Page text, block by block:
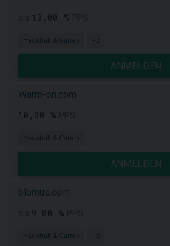
13,00 %
Haushalt & Garten +2
ANMELDEN
Warm-on.com
10,00 %
Haushalt & Garten
ANMELDEN
blomus.com
9,00 %
Haushalt & Garten +2